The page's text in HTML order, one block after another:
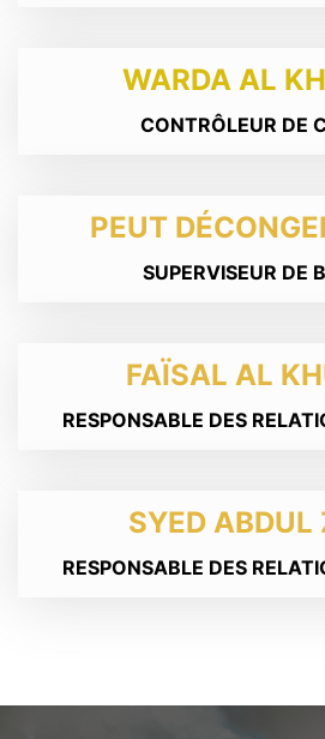
WARDA AL
CONTRÔLEUR DE
PEUT
SUPERVISEUR DE
FAÏSAL AL
RESPONSABLE DES
SYED
RESPONSABLE DES